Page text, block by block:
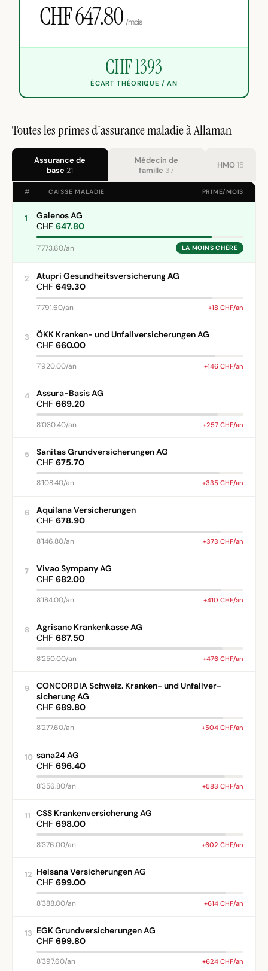
CHF 647.80 /mois
CHF 1393
ÉCART THÉORIQUE / AN
Toutes les primes d'assurance maladie à Allaman
Assurance de
base 21
Médecin de
famille 37 HMO 15
# CAISSE MALADIE PRIME/MOIS
1
Galenos AG
CHF 647.80
7'773.60/an LA MOINS CHÈRE
2
Atupri Gesundheitsversicherung AG
CHF 649.30
7'791.60/an +18 CHF/an
3
ÖKK Kranken- und Unfallversicherungen AG
CHF 660.00
7'920.00/an +146 CHF/an
4
Assura-Basis AG
CHF 669.20
8'030.40/an +257 CHF/an
5
Sanitas Grundversicherungen AG
CHF 675.70
8'108.40/an +335 CHF/an
6
Aquilana Versicherungen
CHF 678.90
8'146.80/an +373 CHF/an
7
Vivao Sympany AG
CHF 682.00
8'184.00/an +410 CHF/an
8
Agrisano Krankenkasse AG
CHF 687.50
8'250.00/an +476 CHF/an
9
CONCORDIA Schweiz. Kranken- und Unfallver-
sicherung AG
CHF 689.80
8'277.60/an +504 CHF/an
10 sana24 AG
CHF 696.40
8'356.80/an +583 CHF/an
11
CSS Krankenversicherung AG
CHF 698.00
8'376.00/an +602 CHF/an
12 Helsana Versicherungen AG
CHF 699.00
8'388.00/an +614 CHF/an
13 EGK Grundversicherungen AG
CHF 699.80
8'397.60/an +624 CHF/an